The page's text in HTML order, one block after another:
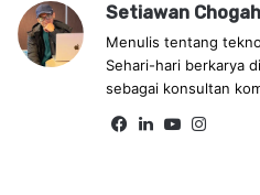
Setiawan Chogah
Menulis tentang
Sehari-hari berkarya
sebagai konsultan
Fa Lin Yo